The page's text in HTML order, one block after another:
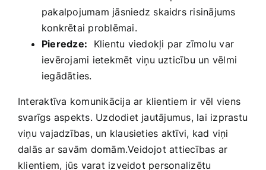
pakalpojumam jāsniedz skaidrs risinājums
konkrētai problēmai.
Pieredze: ‍ Klientu viedokļi par zīmolu var
ievērojami ietekmēt viņu uzticību un vēlmi
iegādāties.
Interaktīva komunikācija ar klientiem ir vēl viens
svarīgs aspekts. ‍Uzdodiet jautājumus, lai izprastu
viņu vajadzības, un klausieties aktīvi, kad viņi⁣
dalās ar savām domām.Veidojot‌ attiecības ar
klientiem, ‍jūs varat ‍izveidot personalizētu